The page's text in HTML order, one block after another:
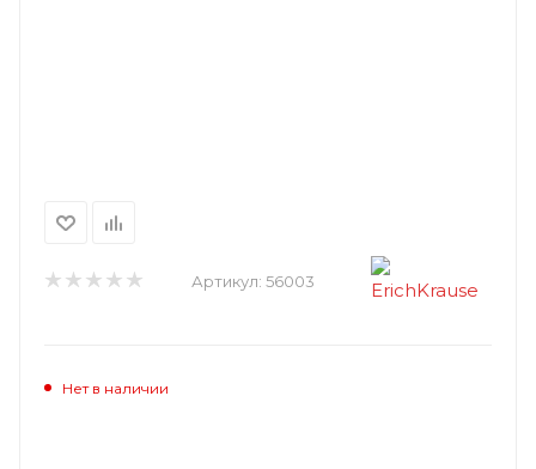
Артикул: 56003
Нет в наличии